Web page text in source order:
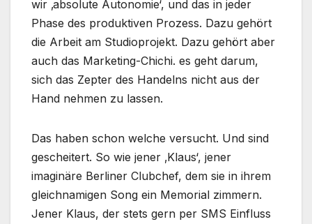
wir ‚absolute Autonomie‘, und das in jeder
Phase des produktiven Prozess. Dazu gehört
die Arbeit am Studioprojekt. Dazu gehört aber
auch das Marketing-Chichi. es geht darum,
sich das Zepter des Handelns nicht aus der
Hand nehmen zu lassen.
Das haben schon welche versucht. Und sind
gescheitert. So wie jener ‚Klaus‘, jener
imaginäre Berliner Clubchef, dem sie in ihrem
gleichnamigen Song ein Memorial zimmern.
Jener Klaus, der stets gern per SMS Einfluss